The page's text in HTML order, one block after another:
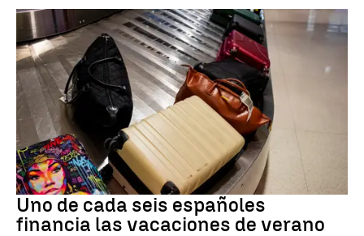
Subida precios
Uno de cada seis españoles
financia las vacaciones de verano